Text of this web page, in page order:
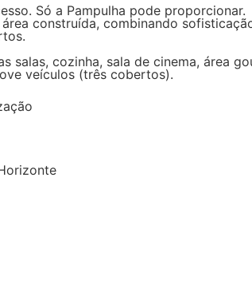
Só a Pampulha pode proporcionar.
construída, combinando
salas, cozinha, sala de cinema, área
veículos (três cobertos).